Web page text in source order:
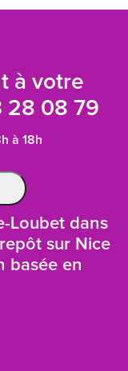
à votre
28 08 79
à 18h
Loubet dans
sur Nice
basée en